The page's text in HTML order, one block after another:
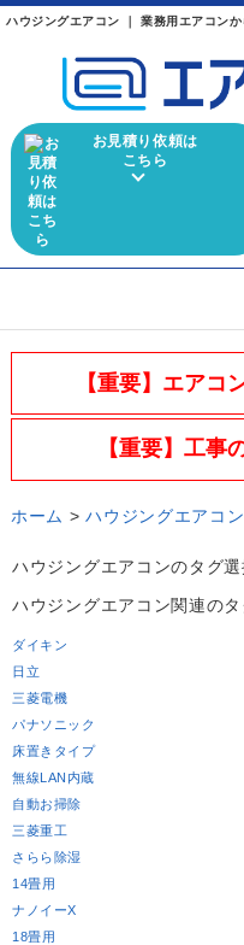
ハウジングエアコン ｜ 業務用エアコン
お見積り依頼は
こちら
エ
【重要】エアコ
【重要】工事
ホーム >ハウジングエアコン
ハウジングエアコンのタグ
ハウジングエアコン関連の
ダイキン
日立
三菱電機
パナソニック
床置きタイプ
無線LAN内蔵
自動お掃除
三菱重工
さらら除湿
14畳用
ナノイーX
18畳用